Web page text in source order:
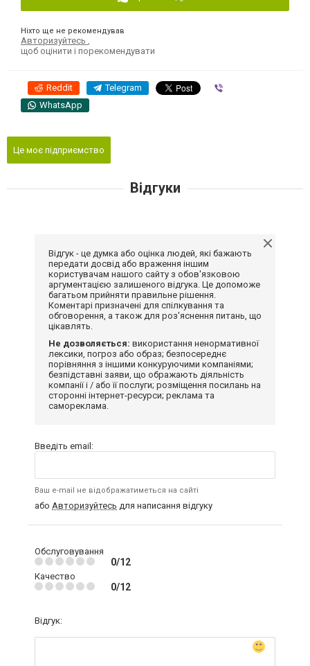
Ніхто ще не рекомендував
Авторизуйтесь
щоб оцінити і порекомендувати
Reddit Telegram
WhatsApp
Це моє підприємство
Відгуки
Відгук - це думка або оцінка людей, які бажають
передати досвід або враження іншим
користувачам нашого сайту з обов'язковою
аргументацією залишеного відгука. Це допоможе
багатьом прийняти правильне рішення.
Коментарі призначені для спілкування та
обговорення, а також для роз'яснення питань, що
цікавлять.
Не дозволяється: використання ненормативної
лексики, погроз або образ; безпосереднє
порівняння з іншими конкуруючими компаніями;
безпідставні заяви, що ображають діяльність
компанії і / або її послуги; розміщення посилань на
сторонні інтернет-ресурси; реклама та
самореклама.
Введіть email:
Ваш e-mail не відображатиметься на сайті
або Авторизуйтесь для написання відгуку
Обслуговування
0/12
Качество
0/12
Відгук: